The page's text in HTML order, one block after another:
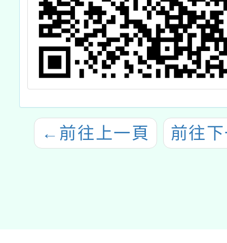
← 前往上一頁 前往